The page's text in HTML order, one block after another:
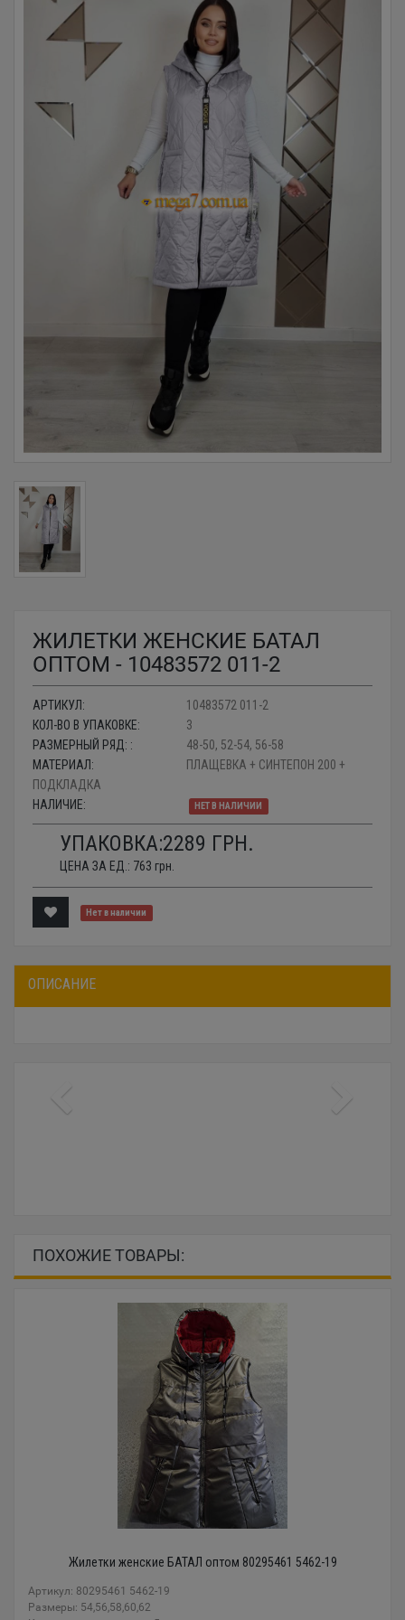
ЖИЛЕТКИ ЖЕНСКИЕ БАТАЛ
ОПТОМ - 10483572 011-2
АРТИКУЛ:
10483572 011-2
КОЛ-ВО В УПАКОВКЕ:
3
РАЗМЕРНЫЙ РЯД: :
48-50, 52-54, 56-58
МАТЕРИАЛ:
ПЛАЩЕВКА + СИНТЕПОН 200 +
ПОДКЛАДКА
НАЛИЧИЕ:
НЕТ В НАЛИЧИИ
УПАКОВКА:2289 ГРН.
ЦЕНА ЗА ЕД.: 763 грн.
Нет в наличии
ОПИСАНИЕ
ПОХОЖИЕ ТОВАРЫ:
Жилетки женские БАТАЛ оптом 80295461 5462-19
Артикул: 80295461 5462-19
Размеры: 54,56,58,60,62